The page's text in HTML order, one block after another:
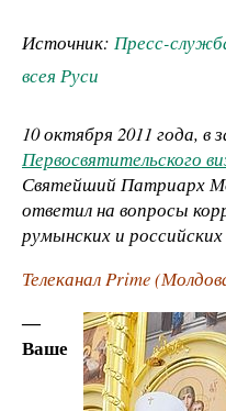
Источник: Пресс-
всея Руси
10 октября 2011 года, в
Первосвятительского
Святейший Патриарх
ответил на вопросы
румынских и российских
ТелеканалPrime (
―
Ваше